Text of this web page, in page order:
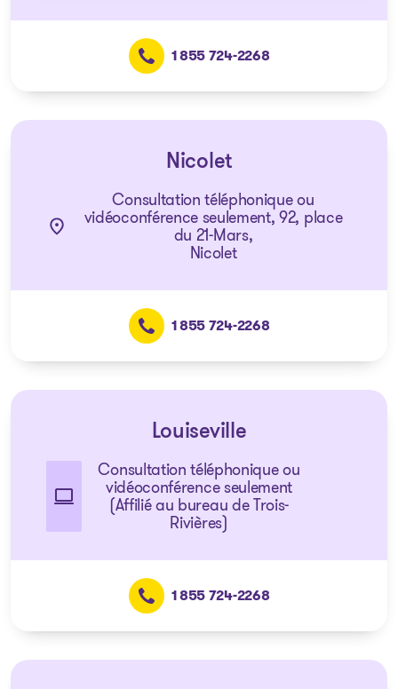
1 855 724-2268
Nicolet
Consultation téléphonique ou
vidéoconférence seulement, 92, place
du 21-Mars,
Nicolet
1 855 724-2268
Louiseville
Consultation téléphonique ou
vidéoconférence seulement
(Affilié au bureau de Trois-
Rivières)
1 855 724-2268